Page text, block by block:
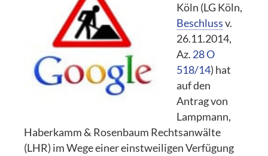
Köln (LG Köln,
Beschlussv.
26.11.2014,
Az. 28 O
518/14) hat
auf den
Antrag von
Lampmann,
Haberkamm & Rosenbaum Rechtsanwälte
(LHR) im Wege einer einstweiligen Verfügung